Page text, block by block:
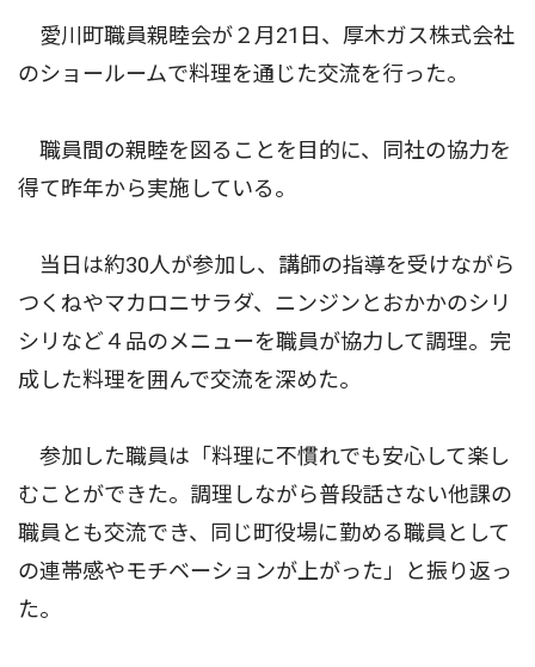
愛川町職員親睦会が２月21日、厚木ガス株式会社
のショールームで料理を通じた交流を行った。
職員間の親睦を図ることを目的に、同社の協力を
得て昨年から実施している。
当日は約30人が参加し、講師の指導を受けながら
つくねやマカロニサラダ、ニンジンとおかかのシリ
シリなど４品のメニューを職員が協力して調理。完
成した料理を囲んで交流を深めた。
参加した職員は「料理に不慣れでも安心して楽し
むことができた。調理しながら普段話さない他課の
職員とも交流でき、同じ町役場に勤める職員として
の連帯感やモチベーションが上がった」と振り返っ
た。